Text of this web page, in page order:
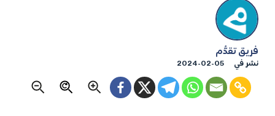
فريق تقدُّم
نشر في 2024-02-05